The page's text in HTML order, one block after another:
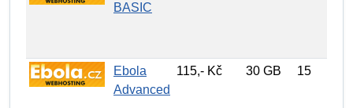
BASIC
Ebola
Advanced
115,- Kč 30 GB 15